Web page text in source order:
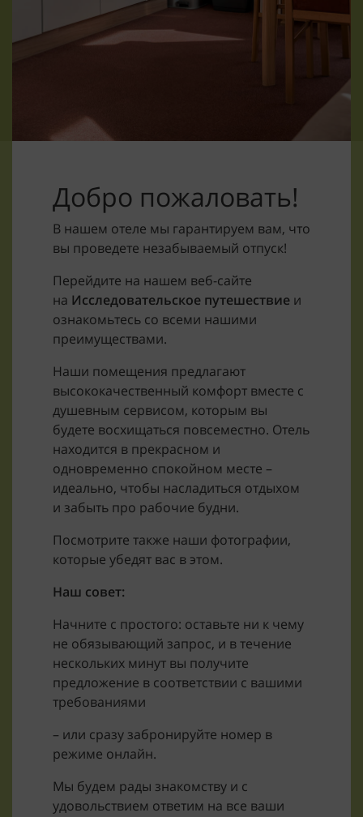
Добро пожаловать!
В нашем отеле мы гарантируем вам, что
вы проведете незабываемый отпуск!
Перейдите на нашем веб-сайте
на Исследовательское путешествие и
ознакомьтесь со всеми нашими
преимуществами.
Наши помещения предлагают
высококачественный комфорт вместе с
душевным сервисом, которым вы
будете восхищаться повсеместно. Отель
находится в прекрасном и
одновременно спокойном месте –
идеально, чтобы насладиться отдыхом
и забыть про рабочие будни.
Посмотрите также наши фотографии,
которые убедят вас в этом.
Наш совет:
Начните с простого: оставьте ни к чему
не обязывающий запрос, и в течение
нескольких минут вы получите
предложение в соответствии с вашими
требованиями
– или сразу забронируйте номер в
режиме онлайн.
Мы будем рады знакомству и с
удовольствием ответим на все ваши